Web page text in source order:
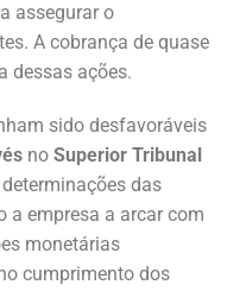
assegurar o
A cobrança de quase
dessas ações.
sido desfavoráveis
no Superior Tribunal
das
a empresa a arcar com
monetárias
cumprimento dos